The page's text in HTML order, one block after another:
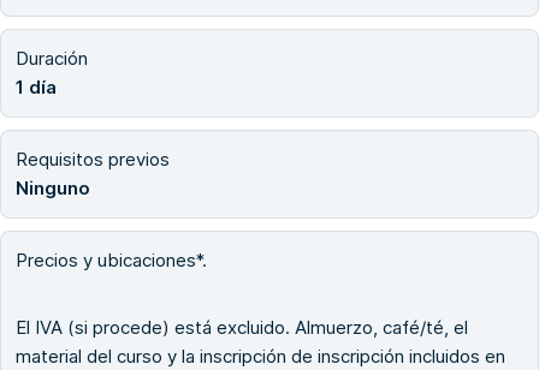
Duración
1 día
Requisitos previos
Ninguno
Precios y ubicaciones*.
El IVA (si procede) está excluido. Almuerzo, café/té, el
material del curso y la inscripción de inscripción incluidos en